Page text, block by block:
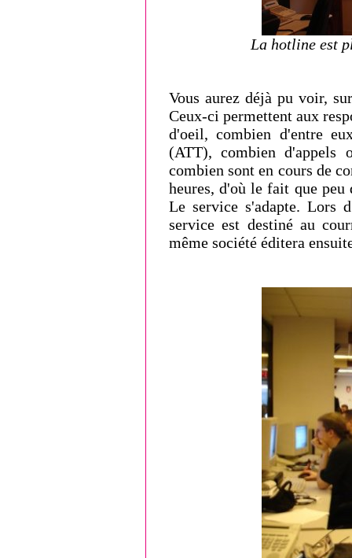
La hotline est
Vous aurez déjà pu voir,
Ceux-ci permettent aux
d'oeil, combien d'entre
(ATT), combien d'appels
combien sont en cours de
heures, d'où le fait que peu
Le service s'adapte. Lors
service est destiné au
même société éditera